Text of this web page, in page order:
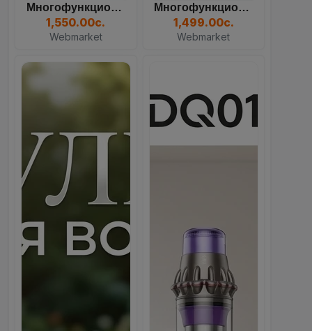
Days
07
HoursMins Sec
Многофункциональный Кулер...
1,550.00с.
Webmarket
Многофункциональный Кулер...
1,499.00с.
Webmarket